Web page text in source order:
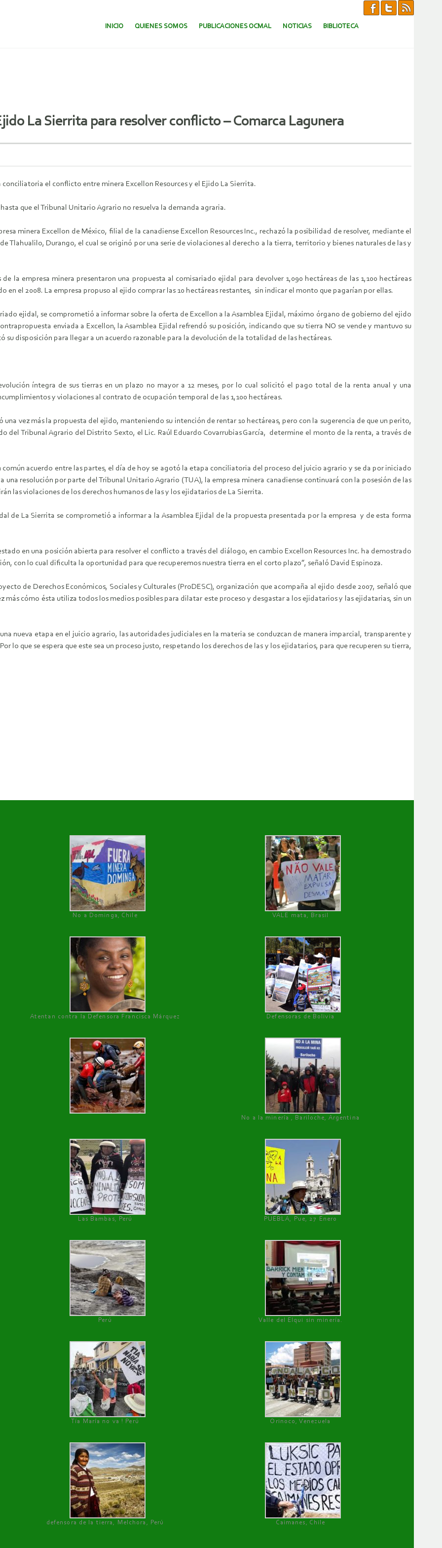
SALTAR AL CONTENIDO.
INICIO QUIENES SOMOS PUBLICACIONES OCMAL NOTICIAS BIBLIOTECA
La Sierrita para resolver conflicto – Comarca Lagunera
el conflicto entre minera Excellon Resources y el Ejido La Sierrita.
que el Tribunal Unitario Agrario no resuelva la demanda agraria.
minera Excellon de México, filial de la canadiense Excellon Resources Inc., rechazó la posibilidad de resolver, mediante el
Tlahualilo, Durango, el cual se originó por una serie de violaciones al derecho a la tierra, territorio y bienes naturales de las y
la empresa minera presentaron una propuesta al comisariado ejidal para devolver 1,090 hectáreas de las 1,100 hectáreas
el 2008. La empresa propuso al ejido comprar las 10 hectáreas restantes, sin indicar el monto que pagarían por ellas.
ejidal, se comprometió a informar sobre la oferta de Excellon a la Asamblea Ejidal, máximo órgano de gobierno del ejido
enviada a Excellon, la Asamblea Ejidal refrendó su posición, indicando que su tierra NO se vende y mantuvo su
su disposición para llegar a un acuerdo razonable para la devolución de la totalidad de las hectáreas.
íntegra de sus tierras en un plazo no mayor a 12 meses, por lo cual solicitó el pago total de la renta anual y una
y violaciones al contrato de ocupación temporal de las 1,100 hectáreas.
una vez más la propuesta del ejido, manteniendo su intención de rentar 10 hectáreas, pero con la sugerencia de que un perito,
del Tribunal Agrario del Distrito Sexto, el Lic. Raúl Eduardo Covarrubias García, determine el monto de la renta, a través de
acuerdo entre las partes, el día de hoy se agotó la etapa conciliatoria del proceso del juicio agrario y se da por iniciado
resolución por parte del Tribunal Unitario Agrario (TUA), la empresa minera canadiense continuará con la posesión de las
las violaciones de los derechos humanos de las y los ejidatarios de La Sierrita.
de La Sierrita se comprometió a informar a la Asamblea Ejidal de la propuesta presentada por la empresa y de esta forma
en una posición abierta para resolver el conflicto a través del diálogo, en cambio Excellon Resources Inc. ha demostrado
con lo cual dificulta la oportunidad para que recuperemos nuestra tierra en el corto plazo”, señaló David Espinoza.
de Derechos Económicos, Sociales y Culturales (ProDESC), organización que acompaña al ejido desde 2007, señaló que
más cómo ésta utiliza todos los medios posibles para dilatar este proceso y desgastar a los ejidatarios y las ejidatarias, sin un
nueva etapa en el juicio agrario, las autoridades judiciales en la materia se conduzcan de manera imparcial, transparente y
lo que se espera que este sea un proceso justo, respetando los derechos de las y los ejidatarios, para que recuperen su tierra,
No a Dominga, Chile
VALE mata, Brasil
Atentan contra la Defensora Francisca Márquez Defensoras de Bolivia
No a la minería , Bariloche, Argentina
Las Bambas, Perú PUEBLA, Pue, 27 Enero
Perú Valle del Elqui sin minería.
Tía María no va ! Perú Orinoco, Venezuela
defensora de la tierra, Melchora, Perú Caimanes, Chile